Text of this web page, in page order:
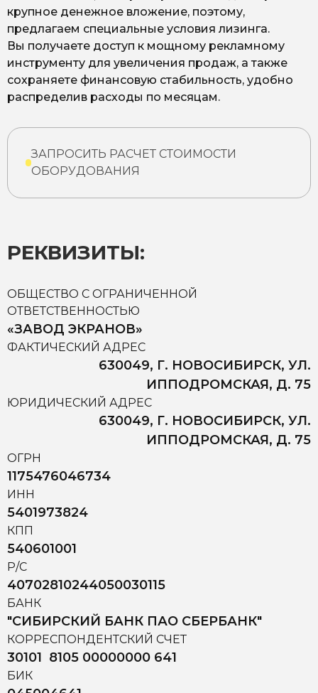
крупное денежное вложение, поэтому,
предлагаем специальные условия лизинга.
Вы получаете доступ к мощному рекламному
инструменту для увеличения продаж, а также
сохраняете финансовую стабильность, удобно
распределив расходы по месяцам.
ЗАПРОСИТЬ РАСЧЕТ СТОИМОСТИ
ОБОРУДОВАНИЯ
РЕКВИЗИТЫ:
ОБЩЕСТВО С ОГРАНИЧЕННОЙ
ОТВЕТСТВЕННОСТЬЮ
«ЗАВОД ЭКРАНОВ»
ФАКТИЧЕСКИЙ АДРЕС
630049, Г. НОВОСИБИРСК, УЛ.
ИППОДРОМСКАЯ, Д. 75
ЮРИДИЧЕСКИЙ АДРЕС
630049, Г. НОВОСИБИРСК, УЛ.
ИППОДРОМСКАЯ, Д. 75
ОГРН
1175476046734
ИНН
5401973824
КПП
540601001
Р/С
40702810244050030115
БАНК
"СИБИРСКИЙ БАНК ПАО СБЕРБАНК"
КОРРЕСПОНДЕНТСКИЙ СЧЕТ
30101 8105 00000000 641
БИК